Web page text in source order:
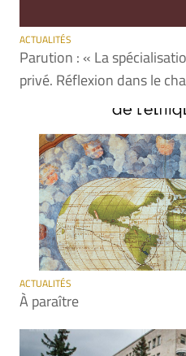
ACTUALITÉS
Parution : « La
privé. Réflexion dans le
ACTUALITÉS
À paraître